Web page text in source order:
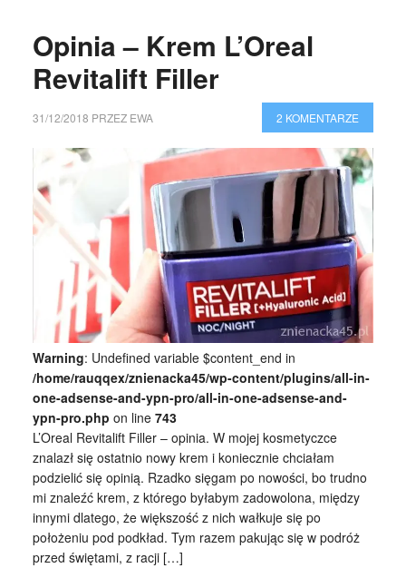
Opinia – Krem L’Oreal
Revitalift Filler
31/12/2018 PRZEZ EWA 2 KOMENTARZE
Warning: Undefined variable $content_end in
/home/rauqqex/znienacka45/wp-content/plugins/all-in-
one-adsense-and-ypn-pro/all-in-one-adsense-and-
ypn-pro.php on line 743
L’Oreal Revitalift Filler – opinia. W mojej kosmetyczce
znalazł się ostatnio nowy krem i koniecznie chciałam
podzielić się opinią. Rzadko sięgam po nowości, bo trudno
mi znaleźć krem, z którego byłabym zadowolona, między
innymi dlatego, że większość z nich wałkuje się po
położeniu pod podkład. Tym razem pakując się w podróż
przed świętami, z racji […]